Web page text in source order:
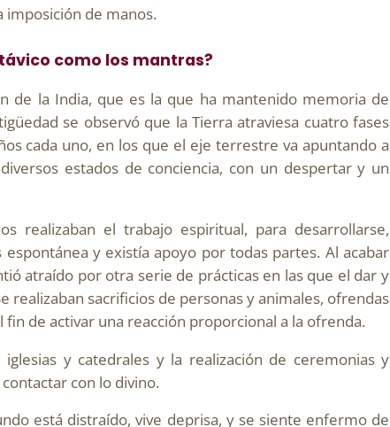
imposición de manos.
como los mantras?
de la India, que es la que ha mantenido memoria de
se observó que la Tierra atraviesa cuatro fases
cada uno, en los que el eje terrestre va apuntando a
estados de conciencia, con un despertar y un
realizaban el trabajo espiritual, para desarrollarse,
y existía apoyo por todas partes. Al acabar
atraído por otra serie de prácticas en las que el dar y
realizaban sacrificios de personas y animales, ofrendas
de activar una reacción proporcional a la ofrenda.
y catedrales y la realización de ceremonias y
con lo divino.
está distraído, vive deprisa, y se siente enfermo de